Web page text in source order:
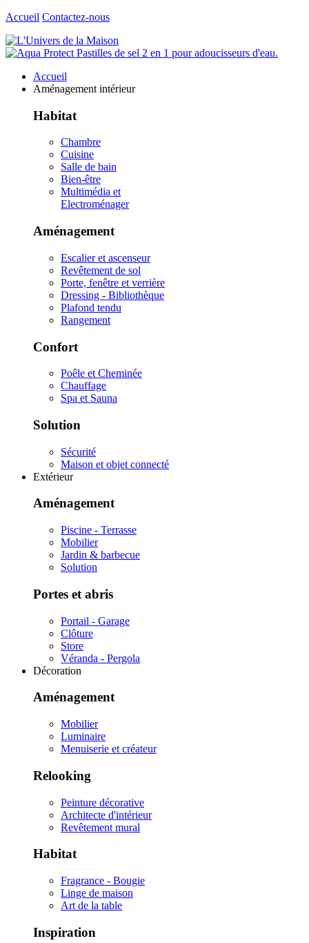
Accueil Contactez-nous
Accueil
Aménagement intérieur
Habitat
Chambre
Cuisine
Salle de bain
Bien-être
Multimédia et
Electroménager
Aménagement
Escalier et ascenseur
Revêtement de sol
Porte, fenêtre et verrière
Dressing - Bibliothèque
Plafond tendu
Rangement
Confort
Poêle et Cheminée
Chauffage
Spa et Sauna
Solution
Sécurité
Maison et objet connecté
Extérieur
Aménagement
Piscine - Terrasse
Mobilier
Jardin & barbecue
Solution
Portes et abris
Portail - Garage
Clôture
Store
Véranda - Pergola
Décoration
Aménagement
Mobilier
Luminaire
Menuiserie et créateur
Relooking
Peinture décorative
Architecte d'intérieur
Revêtement mural
Habitat
Fragrance - Bougie
Linge de maison
Art de la table
Inspiration